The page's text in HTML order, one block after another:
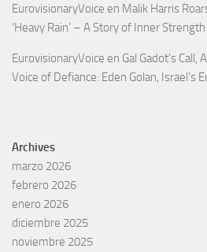
EurovisionaryVoice en Malik Harris
‘Heavy Rain’ – A Story of Inner Strength
EurovisionaryVoice en Gal Gadot’s
Voice of Defiance: Eden Golan, Israel’s
Archives
marzo 2026
febrero 2026
enero 2026
diciembre 2025
noviembre 2025